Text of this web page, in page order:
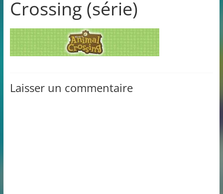
Crossing (série)
Laisser un commentaire